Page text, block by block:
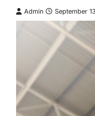
Admin September